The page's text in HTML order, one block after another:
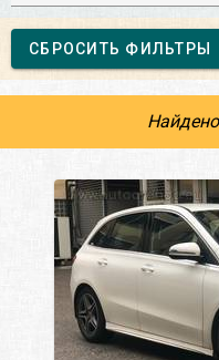
СБРОСИТЬ ФИЛЬТРЫ